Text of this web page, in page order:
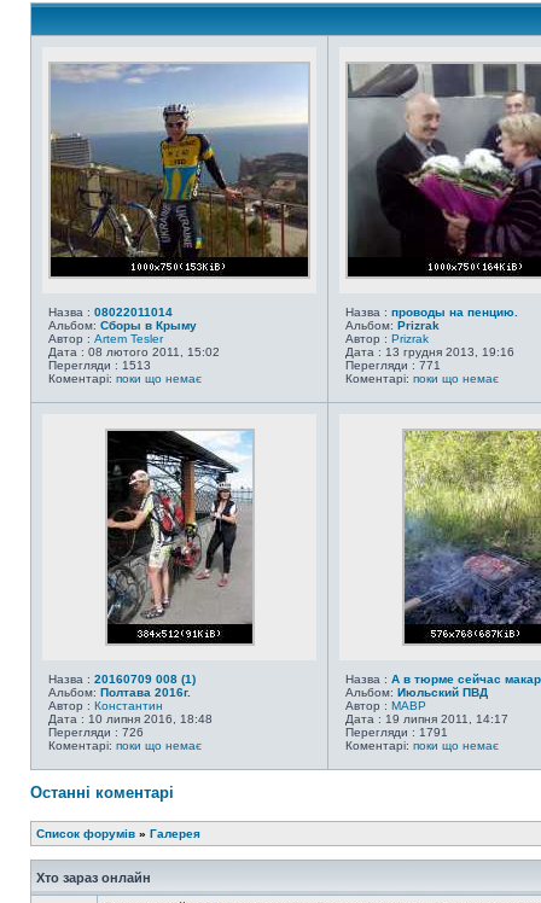
Назва : 08022011014
Альбом: Сборы в Крыму
Автор : Artem Tesler
Дата : 08 лютого 2011, 15:02
Перегляди : 1513
Коментарі: поки що немає
Назва : проводы на пенцию.
Альбом: Prizrak
Автор : Prizrak
Дата : 13 грудня 2013, 19:16
Перегляди : 771
Коментарі: поки що немає
Назва : 20160709 008 (1)
Альбом: Полтава 2016г.
Автор : Константин
Дата : 10 липня 2016, 18:48
Перегляди : 726
Коментарі: поки що немає
Назва : А в тюрме сейчас
Альбом: Июльский ПВД
Автор : MABP
Дата : 19 липня 2011, 14:17
Перегляди : 1791
Коментарі: поки що немає
Останні коментарі
Список форумів » Галерея
Хто зараз онлайн